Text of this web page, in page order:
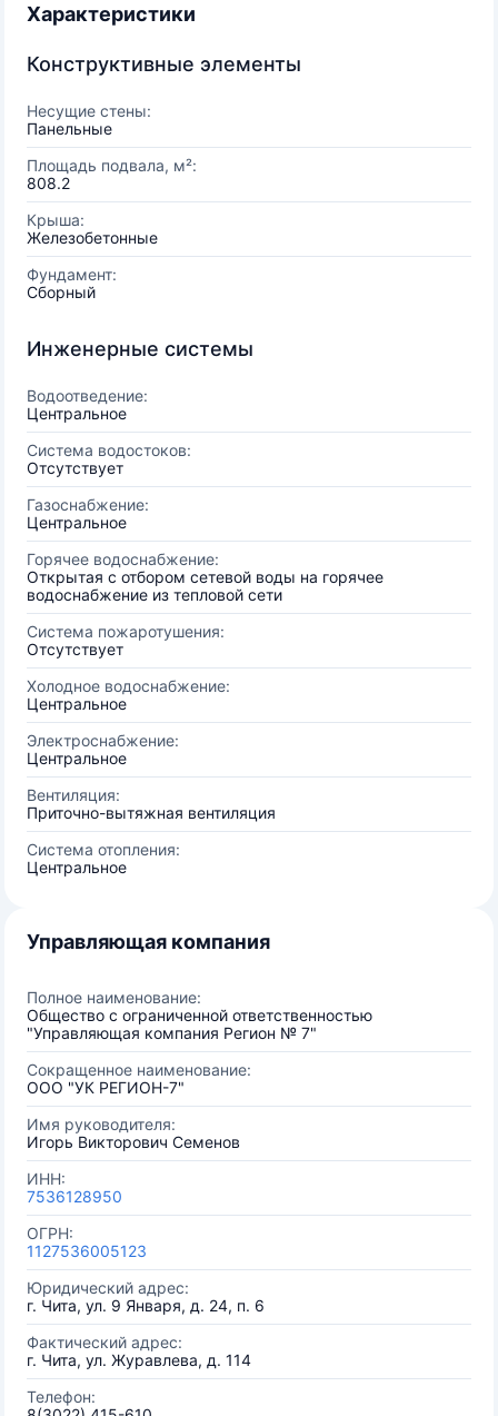
Характеристики
Конструктивные элементы
Несущие стены:
Панельные
Площадь подвала, м²:
808.2
Крыша:
Железобетонные
Фундамент:
Сборный
Инженерные системы
Водоотведение:
Центральное
Система водостоков:
Отсутствует
Газоснабжение:
Центральное
Горячее водоснабжение:
Открытая с отбором сетевой воды на горячее
водоснабжение из тепловой сети
Система пожаротушения:
Отсутствует
Холодное водоснабжение:
Центральное
Электроснабжение:
Центральное
Вентиляция:
Приточно-вытяжная вентиляция
Система отопления:
Центральное
Управляющая компания
Полное наименование:
Общество с ограниченной ответственностью
"Управляющая компания Регион № 7"
Сокращенное наименование:
ООО "УК РЕГИОН-7"
Имя руководителя:
Игорь Викторович Семенов
ИНН:
7536128950
ОГРН:
1127536005123
Юридический адрес:
г. Чита, ул. 9 Января, д. 24, п. 6
Фактический адрес:
г. Чита, ул. Журавлева, д. 114
Телефон: